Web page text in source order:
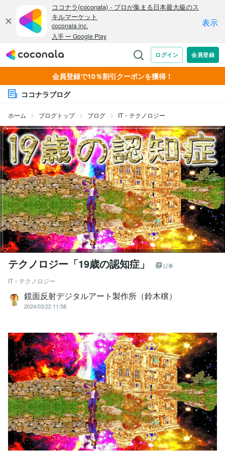
会員登録で10％割引クーポンを獲得！
ココナラブログ
ホーム ブログトップ ブログ IT・テクノロジー
テクノロジー「19歳の認知症」 記事
IT・テクノロジー
鏡面反射デジタルアート製作所（鈴木穣）
2024/03/22 11:58